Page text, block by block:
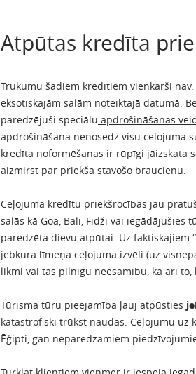
Atpūtas kredīta
Trūkumu šādiem kredītiem vienkārši
eksotiskajām salām noteiktajā datumā.
paredzējuši speciālu apdrošināšanas
apdrošināšana nenosedz visu ceļojuma
kredīta noformēšanas ir rūpīgi jāizskata
aizmirst par priekšā stāvošo braucienu.
Ceļojuma kredītu priekšrocības jau
salās kā Goa, Bali, Fidži vai iegādājušies
paredzēta dievu atpūtai. Uz faktiskajiem
jebkura līmeņa ceļojuma izvēli (uz
likmi vai tās pilnīgu neesamību, kā arī
Tūrisma tūru pieejamība ļauj atpūsties
katastrofiski trūkst naudas. Ceļojumu
Ēģipti, gan neparedzamiem